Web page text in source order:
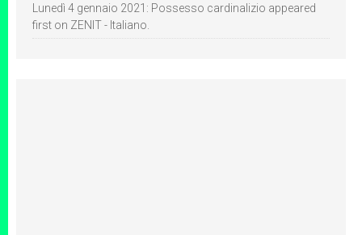
Lunedì 4 gennaio 2021: Possesso cardinalizio appeared
first on ZENIT - Italiano.